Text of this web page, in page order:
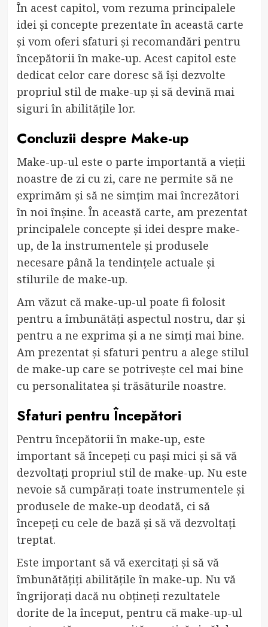
În acest capitol, vom rezuma principalele
idei și concepte prezentate în această carte
și vom oferi sfaturi și recomandări pentru
începătorii în make-up. Acest capitol este
dedicat celor care doresc să își dezvolte
propriul stil de make-up și să devină mai
siguri în abilitățile lor.
Concluzii despre Make-up
Make-up-ul este o parte importantă a vieții
noastre de zi cu zi, care ne permite să ne
exprimăm și să ne simțim mai încrezători
în noi înșine. În această carte, am prezentat
principalele concepte și idei despre make-
up, de la instrumentele și produsele
necesare până la tendințele actuale și
stilurile de make-up.
Am văzut că make-up-ul poate fi folosit
pentru a îmbunătăți aspectul nostru, dar și
pentru a ne exprima și a ne simți mai bine.
Am prezentat și sfaturi pentru a alege stilul
de make-up care se potrivește cel mai bine
cu personalitatea și trăsăturile noastre.
Sfaturi pentru Începători
Pentru începătorii în make-up, este
important să începeți cu pași mici și să vă
dezvoltați propriul stil de make-up. Nu este
nevoie să cumpărați toate instrumentele și
produsele de make-up deodată, ci să
începeți cu cele de bază și să vă dezvoltați
treptat.
Este important să vă exercitați și să vă
îmbunătățiți abilitățile în make-up. Nu vă
îngrijorați dacă nu obțineți rezultatele
dorite de la început, pentru că make-up-ul